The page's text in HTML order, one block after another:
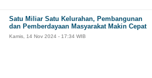
Satu Miliar Satu Kelurahan, Pembangunan
dan Pemberdayaan Masyarakat Makin Cepat
Kamis, 14 Nov 2024 - 17:34 WIB